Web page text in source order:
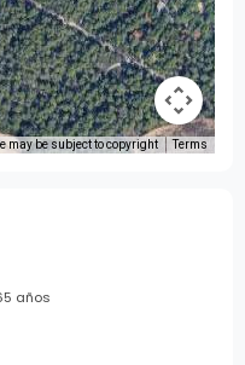
may be subject to copyright Terms
años